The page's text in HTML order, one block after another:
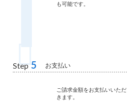
も可能です。
Step 5 お支払い
ご請求金額をお支払いいただ
きます。